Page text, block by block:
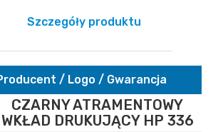
Szczegóły produktu
/ Logo / Gwarancja
CZARNY ATRAMENTOWY
WKŁAD DRUKUJĄCY HP 336